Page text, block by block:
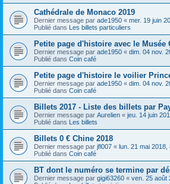
Cathédrale de Monaco 2019
Dernier message par ade1950 « mer. 19 juin
Publié dans Les billets particuliers
Petite page d'histoire avec le Musée
Dernier message par ade1950 « dim. 04 nov.
Publié dans Coin café
Petite page d'histoire le voilier
Dernier message par ade1950 « dim. 04 nov.
Publié dans Coin café
Billets 2017 - Liste des billets par
Dernier message par Aurelien « jeu. 14 juin
Publié dans Les billets
Billets 0 € Chine 2018
Dernier message par jfl007 « lun. 21 mai 2018,
Publié dans Coin café
BT dont le numéro se termine par
Dernier message par gigi63260 « ven. 25 août